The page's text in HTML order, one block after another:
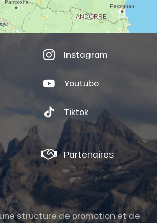
Instagram
Youtube
Tiktok
Partenaires
structure de promotion et de